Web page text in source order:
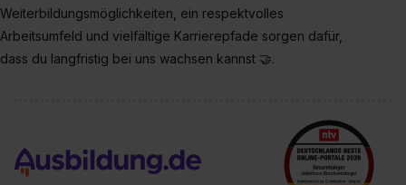
Weiterbildungsmöglichkeiten, ein respektvolles
Arbeitsumfeld und vielfältige Karrierepfade sorgen dafür,
dass du langfristig bei uns wachsen kannst 🤝.